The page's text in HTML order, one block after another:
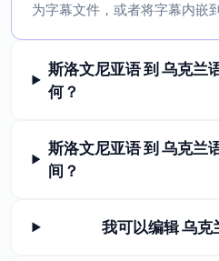
为字幕文件，或者将字幕内嵌
斯洛文尼亚语 到 乌克兰
何？
斯洛文尼亚语 到 乌克兰
间？
我可以编辑 乌克